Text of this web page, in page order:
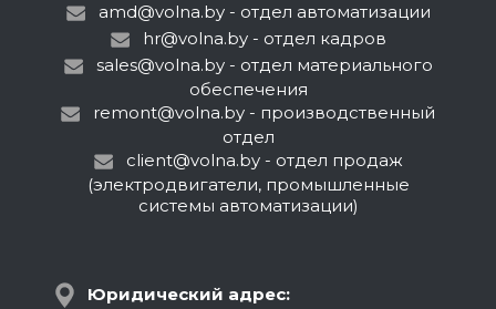
amd@volna.by- отдел автоматизации
hr@volna.by- отдел кадров
sales@volna.by- отдел материального
обеспечения
remont@volna.by - производственный
отдел
client@volna.by- отдел продаж
(электродвигатели, промышленные
системы автоматизации)
Юридический адрес: